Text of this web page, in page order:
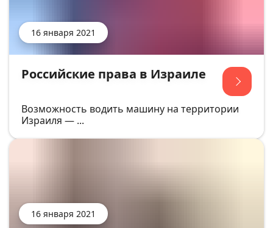
16 января 2021
Российские права в Израиле
Возможность водить машину на территории
Израиля — ...
16 января 2021